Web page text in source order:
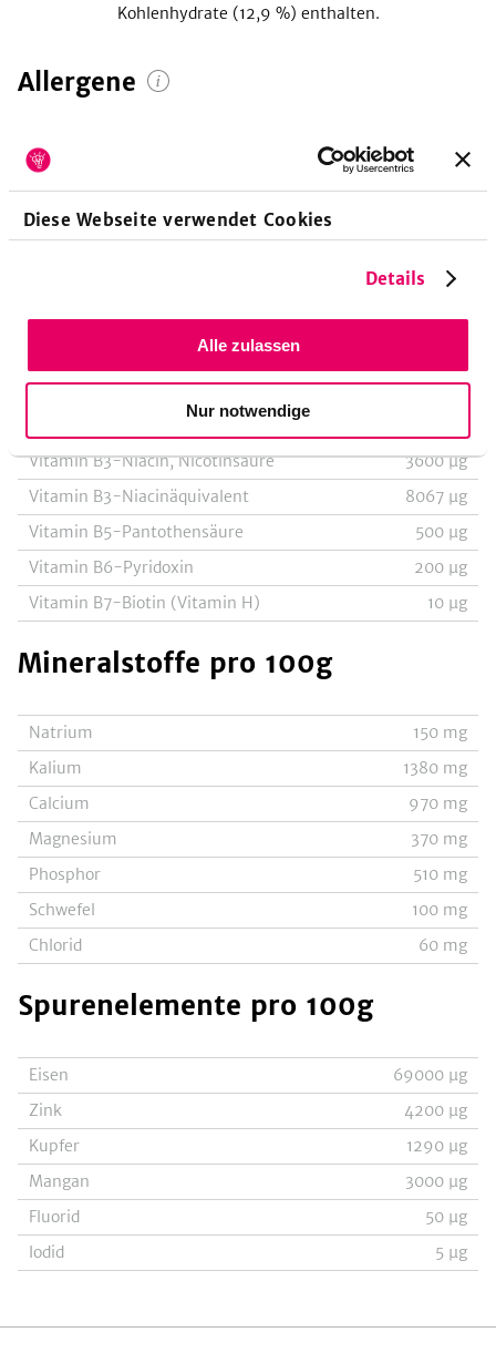
Diese Webseite verwendet Cookies
Details
Alle zulassen
Nur notwendige
Kohlenhydrate (12,9 %) enthalten.
Allergene
Vitamine pro 100g
Vitamin A-Retinoläquivalent 127 µg
Vitamin A-Beta-Carotin
Vitamin B1-Thiamin
590 µg
Vitamin B3-Niacin, Nicotinsäure
3600 µg
Vitamin B3-Niacinäquivalent
8067 µg
Vitamin B5-Pantothensäure
500 µg
Vitamin B6-Pyridoxin
200 µg
Vitamin B7-Biotin (Vitamin H)
10 µg
Mineralstoffe pro 100g
Natrium 150 mg
Kalium
1380 mg
Calcium
970 mg
Magnesium
370 mg
Phosphor
510 mg
Schwefel
100 mg
Chlorid
60 mg
Spurenelemente pro 100g
Eisen 69000 µg
Zink
4200 µg
Kupfer
1290 µg
Mangan
3000 µg
Fluorid
50 µg
Iodid
5 µg